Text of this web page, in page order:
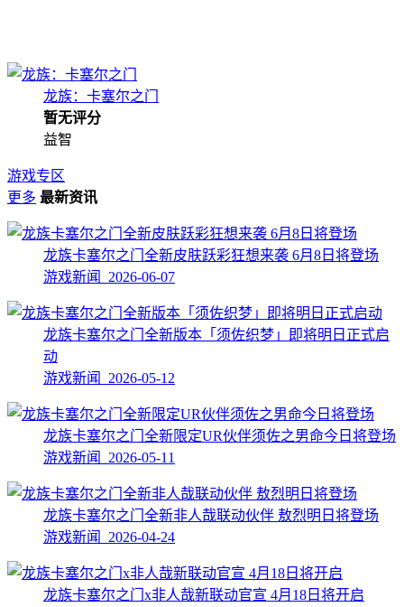
龙族：卡塞尔之门
暂无评分
益智
游戏专区
更多 最新资讯
龙族卡塞尔之门全新皮肤跃彩狂想来袭 6月8日将登场
游戏新闻 2026-06-07
龙族卡塞尔之门全新版本「须佐织梦」即将明日正式启
动
游戏新闻 2026-05-12
龙族卡塞尔之门全新限定UR伙伴须佐之男命今日将登场
游戏新闻 2026-05-11
龙族卡塞尔之门全新非人哉联动伙伴 敖烈明日将登场
游戏新闻 2026-04-24
龙族卡塞尔之门x非人哉新联动官宣 4月18日将开启